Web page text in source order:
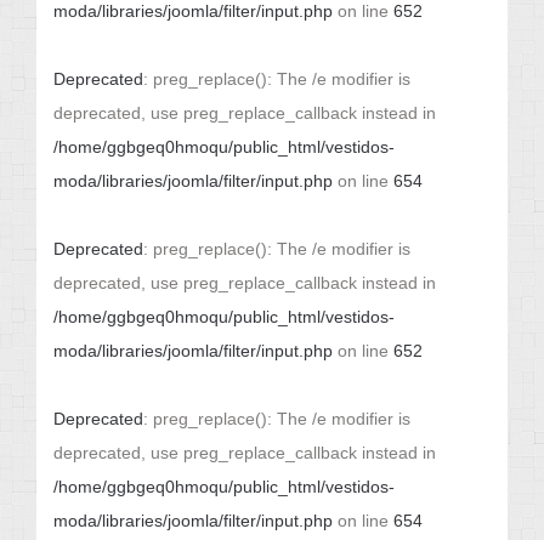
moda/libraries/joomla/filter/input.php on line 652
Deprecated: preg_replace(): The /e modifier is
deprecated, use preg_replace_callback instead in
/home/ggbgeq0hmoqu/public_html/vestidos-
moda/libraries/joomla/filter/input.php on line 654
Deprecated: preg_replace(): The /e modifier is
deprecated, use preg_replace_callback instead in
/home/ggbgeq0hmoqu/public_html/vestidos-
moda/libraries/joomla/filter/input.php on line 652
Deprecated: preg_replace(): The /e modifier is
deprecated, use preg_replace_callback instead in
/home/ggbgeq0hmoqu/public_html/vestidos-
moda/libraries/joomla/filter/input.php on line 654